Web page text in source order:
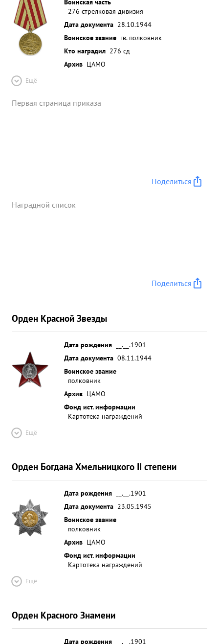
276 стрелковая дивизия
Дата документа 28.10.1944
Воинское звание гв. полковник
Кто наградил 276 сд
Архив ЦАМО
Ещё
Первая страница приказа
Поделиться
Наградной список
Поделиться
Орден Красной Звезды
Дата рождения
__.__.1901
Дата документа 08.11.1944
Воинское звание
полковник
Архив ЦАМО
Фонд ист. информации
Картотека награждений
Ещё
Орден Богдана Хмельницкого II степени
Дата рождения
__.__.1901
Дата документа 23.05.1945
Воинское звание
полковник
Архив ЦАМО
Фонд ист. информации
Картотека награждений
Ещё
Орден Красного Знамени
Дата рождения
__.__.1901